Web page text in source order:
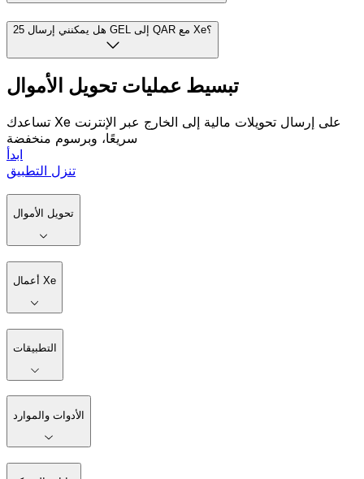
هل يمكنني إرسال 25 GEL إلى QAR مع Xe؟
تبسيط عمليات تحويل الأموال
تساعدك Xe على إرسال تحويلات مالية إلى الخارج عبر الإنترنت
سريعًا، وبرسوم منخفضة
ابدأ
تنزل التطبيق
تحويل الأموال
أعمال Xe
التطبيقات
الأدوات والموارد